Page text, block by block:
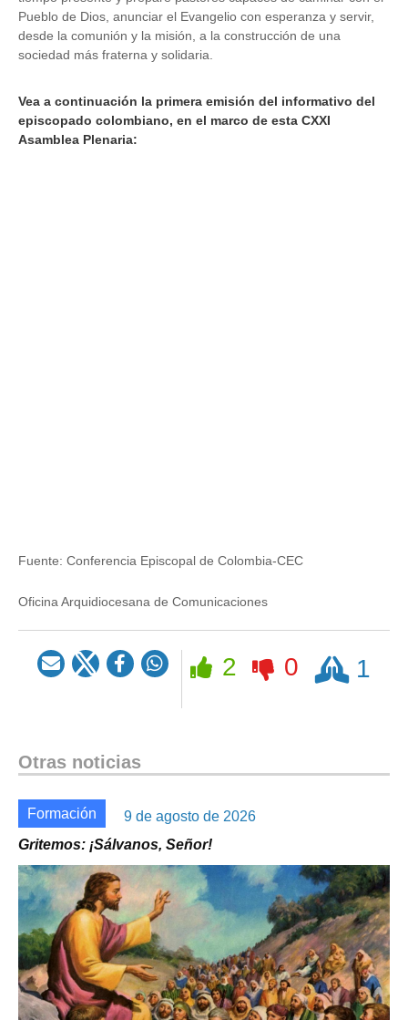
Pueblo de Dios, anunciar el Evangelio con esperanza y servir,
desde la comunión y la misión, a la construcción de una
sociedad más fraterna y solidaria.
Vea a continuación la primera emisión del informativo del
episcopado colombiano, en el marco de esta CXXI
Asamblea Plenaria:
Fuente: Conferencia Episcopal de Colombia-CEC
Oficina Arquidiocesana de Comunicaciones
2 0
Rezar 1
Otras noticias
Formación
9 de agosto de 2026
Gritemos: ¡Sálvanos, Señor!